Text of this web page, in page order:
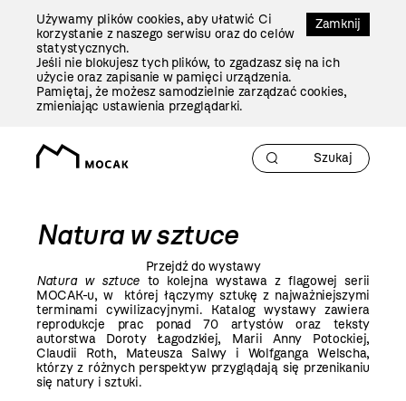
Zamknij
Używamy plików cookies, aby ułatwić Ci
korzystanie z naszego serwisu oraz do celów
statystycznych.
Jeśli nie blokujesz tych plików, to zgadzasz się na ich
użycie oraz zapisanie w pamięci urządzenia.
Pamiętaj, że możesz samodzielnie zarządzać cookies,
zmieniając ustawienia przeglądarki.
Natura w sztuce
Przejdź do wystawy
Natura w sztuce to kolejna wystawa z flagowej serii
MOCAK-u, w której łączymy sztukę z najważniejszymi
terminami cywilizacyjnymi. Katalog wystawy zawiera
reprodukcje prac ponad 70 artystów oraz teksty
autorstwa Doroty Łagodzkiej, Marii Anny Potockiej,
Claudii Roth, Mateusza Salwy i Wolfganga Welscha,
którzy z różnych perspektyw przyglądają się przenikaniu
się natury i sztuki.